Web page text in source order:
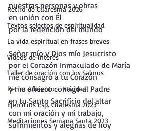
Retiro de Cuaresma 2026
Textos selectos de espiritualidad
La vida espiritual en frases breves
Vídeos de interés
Taller de oración con los Salmos
Retiro Adviento - Navidad
Ejercicios Esp. Cuaresma 2023
Meditaciones Semana Santa 2023
nuestras personas y obras
en unión con Él
por la redención del mundo
Señor mío y Dios mío Jesucristo
por el Corazón Inmaculado de María
me consagro a tu Corazón
y me ofrezco contigo al Padre
en tu Santo Sacrificio del altar
con mi oración y mi trabajo,
sufrimientos y alegrías de hoy